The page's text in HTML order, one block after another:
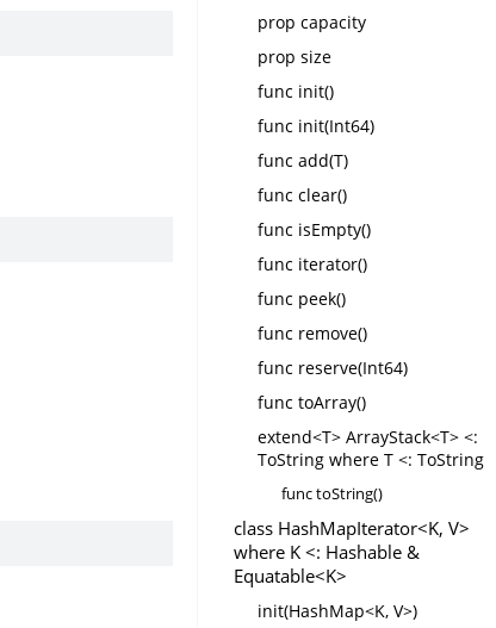
prop capacity
prop size
func init()
func init(Int64)
func add(T)
func clear()
func isEmpty()
func iterator()
func peek()
func remove()
func reserve(Int64)
func toArray()
extend<T> ArrayStack<T> <:
ToString where T <: ToString
func toString()
class HashMapIterator<K, V>
where K <: Hashable &
Equatable<K>
init(HashMap<K, V>)